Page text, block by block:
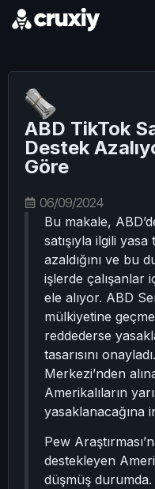
ABD TikTok
Destek
Göre
06/09/2024
Bu makale,
satışıyla ilgili yasa
azaldığını ve bu
işlerde çalışanlar
ele alıyor. ABD
mülkiyetine
reddederse
tasarısını
Merkezi’nden
Amerikalıların
yasaklanacağına
Pew
destekleyen
düşmüş